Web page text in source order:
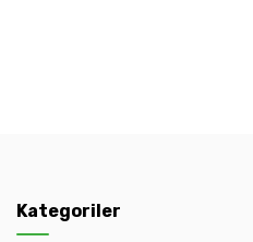
Kategoriler